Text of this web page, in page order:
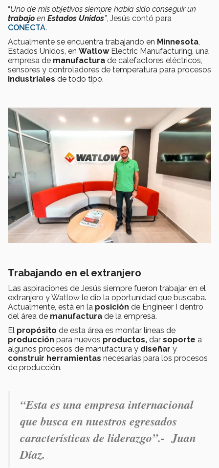
“Uno de mis objetivos siempre había sido conseguir un
trabajo en Estados Unidos”, Jesús contó para
CONECTA.
Actualmente se encuentra trabajando en Minnesota
Estados Unidos, en WatlowElectric Manufacturing, una
empresa de manufactura de calefactores eléctricos,
sensores y controladores de temperatura para procesos
industriales de todo tipo.
Trabajando en el extranjero
Las aspiraciones de Jesús siempre fueron trabajar en el
extranjero y Watlow le dio la oportunidad que buscaba.
Actualmente, está en la posición de Engineer I dentro
del área de manufactura de la empresa.
El propósito de esta área es montar líneas de
producción para nuevos productos, dar soporte a
algunos procesos de manufactura y diseñar y
construir herramientas necesarias para los procesos
de producción.
“Esta es una empresa internacional
que busca en nuestros egresados
características de liderazgo”.- Juan
Díaz.